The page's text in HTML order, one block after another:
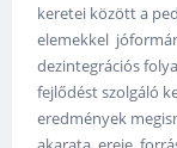
keretei között a
elemekkel
dezintegrációs
fejlődést szolgáló
eredmények